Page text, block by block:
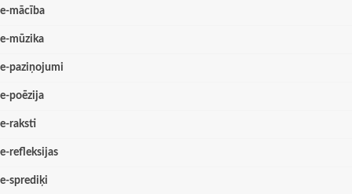
e-mācība
e-mūzika
e-paziņojumi
e-poēzija
e-raksti
e-refleksijas
e-sprediķi